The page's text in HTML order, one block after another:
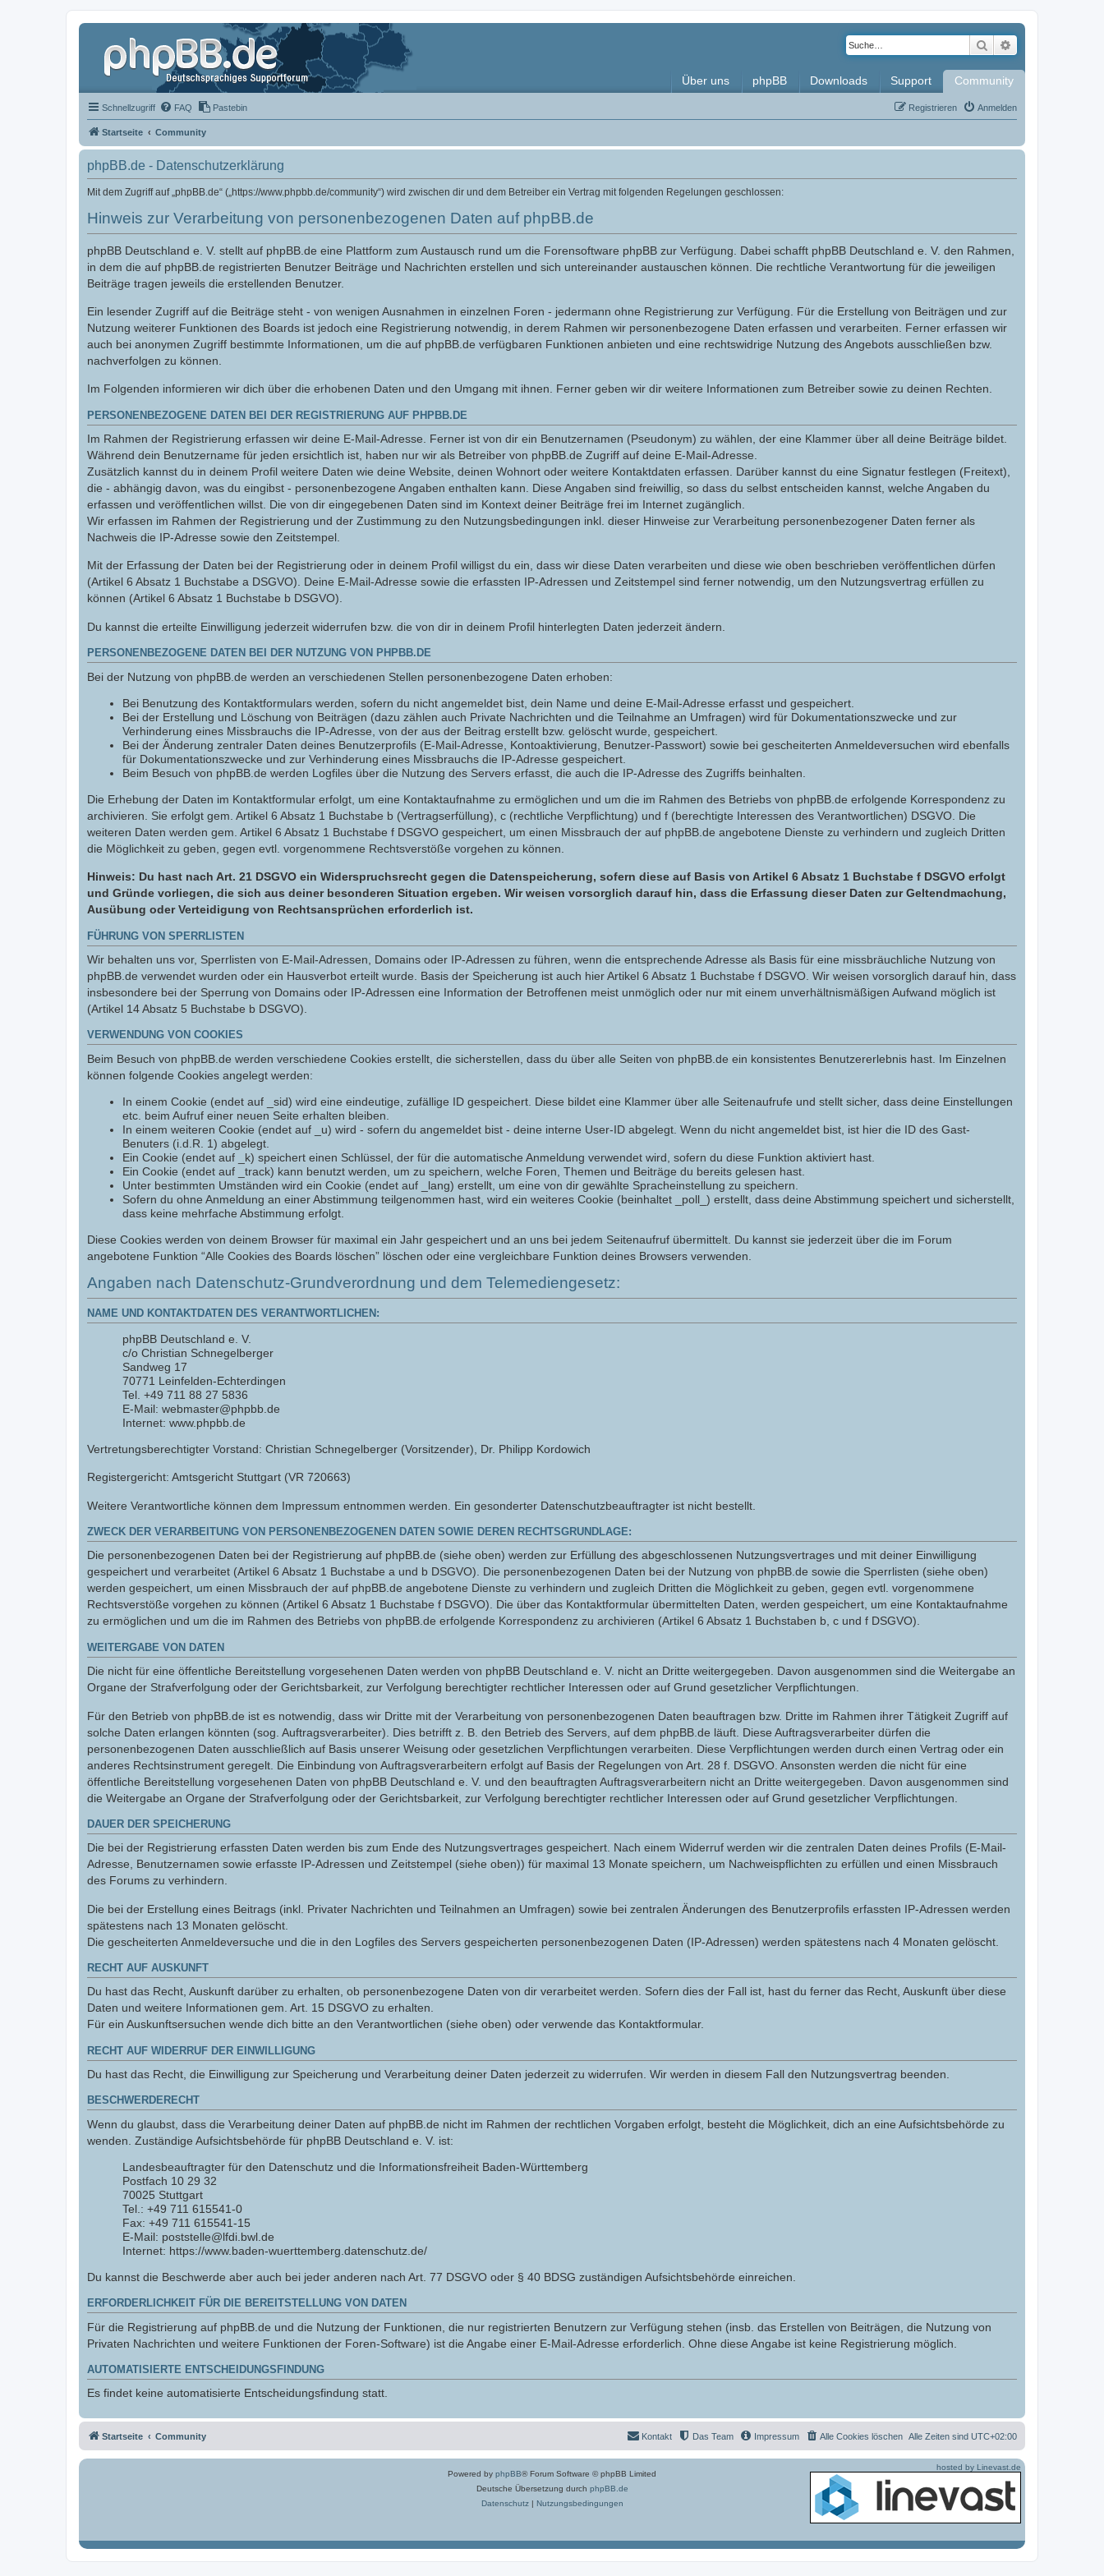
Suche
Über uns phpBB Downloads Support Community
Schnellzugriff FAQ Pastebin Anmelden
Registrieren
Startseite Community
phpBB.de - Datenschutzerklärung
Mit dem Zugriff auf „phpBB.de“ („https://www.phpbb.de/community“) wird zwischen dir und dem Betreiber ein Vertrag mit folgenden Regelungen geschlossen:
Hinweis zur Verarbeitung von personenbezogenen Daten auf phpBB.de
phpBB Deutschland e. V. stellt auf phpBB.de eine Plattform zum Austausch rund um die Forensoftware phpBB zur Verfügung. Dabei schafft phpBB Deutschland e. V. den Rahmen,
in dem die auf phpBB.de registrierten Benutzer Beiträge und Nachrichten erstellen und sich untereinander austauschen können. Die rechtliche Verantwortung für die jeweiligen
Beiträge tragen jeweils die erstellenden Benutzer.
Ein lesender Zugriff auf die Beiträge steht - von wenigen Ausnahmen in einzelnen Foren - jedermann ohne Registrierung zur Verfügung. Für die Erstellung von Beiträgen und zur
Nutzung weiterer Funktionen des Boards ist jedoch eine Registrierung notwendig, in derem Rahmen wir personenbezogene Daten erfassen und verarbeiten. Ferner erfassen wir
auch bei anonymen Zugriff bestimmte Informationen, um die auf phpBB.de verfügbaren Funktionen anbieten und eine rechtswidrige Nutzung des Angebots ausschließen bzw.
nachverfolgen zu können.
Im Folgenden informieren wir dich über die erhobenen Daten und den Umgang mit ihnen. Ferner geben wir dir weitere Informationen zum Betreiber sowie zu deinen Rechten.
PERSONENBEZOGENE DATEN BEI DER REGISTRIERUNG AUF PHPBB.DE
Im Rahmen der Registrierung erfassen wir deine E-Mail-Adresse. Ferner ist von dir ein Benutzernamen (Pseudonym) zu wählen, der eine Klammer über all deine Beiträge bildet.
Während dein Benutzername für jeden ersichtlich ist, haben nur wir als Betreiber von phpBB.de Zugriff auf deine E-Mail-Adresse.
Zusätzlich kannst du in deinem Profil weitere Daten wie deine Website, deinen Wohnort oder weitere Kontaktdaten erfassen. Darüber kannst du eine Signatur festlegen (Freitext),
die - abhängig davon, was du eingibst - personenbezogene Angaben enthalten kann. Diese Angaben sind freiwillig, so dass du selbst entscheiden kannst, welche Angaben du
erfassen und veröffentlichen willst. Die von dir eingegebenen Daten sind im Kontext deiner Beiträge frei im Internet zugänglich.
Wir erfassen im Rahmen der Registrierung und der Zustimmung zu den Nutzungsbedingungen inkl. dieser Hinweise zur Verarbeitung personenbezogener Daten ferner als
Nachweis die IP-Adresse sowie den Zeitstempel.
Mit der Erfassung der Daten bei der Registrierung oder in deinem Profil willigst du ein, dass wir diese Daten verarbeiten und diese wie oben beschrieben veröffentlichen dürfen
(Artikel 6 Absatz 1 Buchstabe a DSGVO). Deine E-Mail-Adresse sowie die erfassten IP-Adressen und Zeitstempel sind ferner notwendig, um den Nutzungsvertrag erfüllen zu
können (Artikel 6 Absatz 1 Buchstabe b DSGVO).
Du kannst die erteilte Einwilligung jederzeit widerrufen bzw. die von dir in deinem Profil hinterlegten Daten jederzeit ändern.
PERSONENBEZOGENE DATEN BEI DER NUTZUNG VON PHPBB.DE
Bei der Nutzung von phpBB.de werden an verschiedenen Stellen personenbezogene Daten erhoben:
Bei Benutzung des Kontaktformulars werden, sofern du nicht angemeldet bist, dein Name und deine E-Mail-Adresse erfasst und gespeichert.
Bei der Erstellung und Löschung von Beiträgen (dazu zählen auch Private Nachrichten und die Teilnahme an Umfragen) wird für Dokumentationszwecke und zur
Verhinderung eines Missbrauchs die IP-Adresse, von der aus der Beitrag erstellt bzw. gelöscht wurde, gespeichert.
Bei der Änderung zentraler Daten deines Benutzerprofils (E-Mail-Adresse, Kontoaktivierung, Benutzer-Passwort) sowie bei gescheiterten Anmeldeversuchen wird ebenfalls
für Dokumentationszwecke und zur Verhinderung eines Missbrauchs die IP-Adresse gespeichert.
Beim Besuch von phpBB.de werden Logfiles über die Nutzung des Servers erfasst, die auch die IP-Adresse des Zugriffs beinhalten.
Die Erhebung der Daten im Kontaktformular erfolgt, um eine Kontaktaufnahme zu ermöglichen und um die im Rahmen des Betriebs von phpBB.de erfolgende Korrespondenz zu
archivieren. Sie erfolgt gem. Artikel 6 Absatz 1 Buchstabe b (Vertragserfüllung), c (rechtliche Verpflichtung) und f (berechtigte Interessen des Verantwortlichen) DSGVO. Die
weiteren Daten werden gem. Artikel 6 Absatz 1 Buchstabe f DSGVO gespeichert, um einen Missbrauch der auf phpBB.de angebotene Dienste zu verhindern und zugleich Dritten
die Möglichkeit zu geben, gegen evtl. vorgenommene Rechtsverstöße vorgehen zu können.
Hinweis: Du hast nach Art. 21 DSGVO ein Widerspruchsrecht gegen die Datenspeicherung, sofern diese auf Basis von Artikel 6 Absatz 1 Buchstabe f DSGVO erfolgt
und Gründe vorliegen, die sich aus deiner besonderen Situation ergeben. Wir weisen vorsorglich darauf hin, dass die Erfassung dieser Daten zur Geltendmachung,
Ausübung oder Verteidigung von Rechtsansprüchen erforderlich ist.
FÜHRUNG VON SPERRLISTEN
Wir behalten uns vor, Sperrlisten von E-Mail-Adressen, Domains oder IP-Adressen zu führen, wenn die entsprechende Adresse als Basis für eine missbräuchliche Nutzung von
phpBB.de verwendet wurden oder ein Hausverbot erteilt wurde. Basis der Speicherung ist auch hier Artikel 6 Absatz 1 Buchstabe f DSGVO. Wir weisen vorsorglich darauf hin, dass
insbesondere bei der Sperrung von Domains oder IP-Adressen eine Information der Betroffenen meist unmöglich oder nur mit einem unverhältnismäßigen Aufwand möglich ist
(Artikel 14 Absatz 5 Buchstabe b DSGVO).
VERWENDUNG VON COOKIES
Beim Besuch von phpBB.de werden verschiedene Cookies erstellt, die sicherstellen, dass du über alle Seiten von phpBB.de ein konsistentes Benutzererlebnis hast. Im Einzelnen
können folgende Cookies angelegt werden:
In einem Cookie (endet auf _sid) wird eine eindeutige, zufällige ID gespeichert. Diese bildet eine Klammer über alle Seitenaufrufe und stellt sicher, dass deine Einstellungen
etc. beim Aufruf einer neuen Seite erhalten bleiben.
In einem weiteren Cookie (endet auf _u) wird - sofern du angemeldet bist - deine interne User-ID abgelegt. Wenn du nicht angemeldet bist, ist hier die ID des Gast-
Benuters (i.d.R. 1) abgelegt.
Ein Cookie (endet auf _k) speichert einen Schlüssel, der für die automatische Anmeldung verwendet wird, sofern du diese Funktion aktiviert hast.
Ein Cookie (endet auf _track) kann benutzt werden, um zu speichern, welche Foren, Themen und Beiträge du bereits gelesen hast.
Unter bestimmten Umständen wird ein Cookie (endet auf _lang) erstellt, um eine von dir gewählte Spracheinstellung zu speichern.
Sofern du ohne Anmeldung an einer Abstimmung teilgenommen hast, wird ein weiteres Cookie (beinhaltet _poll_) erstellt, dass deine Abstimmung speichert und sicherstellt,
dass keine mehrfache Abstimmung erfolgt.
Diese Cookies werden von deinem Browser für maximal ein Jahr gespeichert und an uns bei jedem Seitenaufruf übermittelt. Du kannst sie jederzeit über die im Forum
angebotene Funktion “Alle Cookies des Boards löschen” löschen oder eine vergleichbare Funktion deines Browsers verwenden.
Angaben nach Datenschutz-Grundverordnung und dem Telemediengesetz:
NAME UND KONTAKTDATEN DES VERANTWORTLICHEN:
phpBB Deutschland e. V.
c/o Christian Schnegelberger
Sandweg 17
70771 Leinfelden-Echterdingen
Tel. +49 711 88 27 5836
E-Mail: webmaster@phpbb.de
Internet: www.phpbb.de
Vertretungsberechtigter Vorstand: Christian Schnegelberger (Vorsitzender), Dr. Philipp Kordowich
Registergericht: Amtsgericht Stuttgart (VR 720663)
Weitere Verantwortliche können dem Impressum entnommen werden. Ein gesonderter Datenschutzbeauftragter ist nicht bestellt.
ZWECK DER VERARBEITUNG VON PERSONENBEZOGENEN DATEN SOWIE DEREN RECHTSGRUNDLAGE:
Die personenbezogenen Daten bei der Registrierung auf phpBB.de (siehe oben) werden zur Erfüllung des abgeschlossenen Nutzungsvertrages und mit deiner Einwilligung
gespeichert und verarbeitet (Artikel 6 Absatz 1 Buchstabe a und b DSGVO). Die personenbezogenen Daten bei der Nutzung von phpBB.de sowie die Sperrlisten (siehe oben)
werden gespeichert, um einen Missbrauch der auf phpBB.de angebotene Dienste zu verhindern und zugleich Dritten die Möglichkeit zu geben, gegen evtl. vorgenommene
Rechtsverstöße vorgehen zu können (Artikel 6 Absatz 1 Buchstabe f DSGVO). Die über das Kontaktformular übermittelten Daten, werden gespeichert, um eine Kontaktaufnahme
zu ermöglichen und um die im Rahmen des Betriebs von phpBB.de erfolgende Korrespondenz zu archivieren (Artikel 6 Absatz 1 Buchstaben b, c und f DSGVO).
WEITERGABE VON DATEN
Die nicht für eine öffentliche Bereitstellung vorgesehenen Daten werden von phpBB Deutschland e. V. nicht an Dritte weitergegeben. Davon ausgenommen sind die Weitergabe an
Organe der Strafverfolgung oder der Gerichtsbarkeit, zur Verfolgung berechtigter rechtlicher Interessen oder auf Grund gesetzlicher Verpflichtungen.
Für den Betrieb von phpBB.de ist es notwendig, dass wir Dritte mit der Verarbeitung von personenbezogenen Daten beauftragen bzw. Dritte im Rahmen ihrer Tätigkeit Zugriff auf
solche Daten erlangen könnten (sog. Auftragsverarbeiter). Dies betrifft z. B. den Betrieb des Servers, auf dem phpBB.de läuft. Diese Auftragsverarbeiter dürfen die
personenbezogenen Daten ausschließlich auf Basis unserer Weisung oder gesetzlichen Verpflichtungen verarbeiten. Diese Verpflichtungen werden durch einen Vertrag oder ein
anderes Rechtsinstrument geregelt. Die Einbindung von Auftragsverarbeitern erfolgt auf Basis der Regelungen von Art. 28 f. DSGVO. Ansonsten werden die nicht für eine
öffentliche Bereitstellung vorgesehenen Daten von phpBB Deutschland e. V. und den beauftragten Auftragsverarbeitern nicht an Dritte weitergegeben. Davon ausgenommen sind
die Weitergabe an Organe der Strafverfolgung oder der Gerichtsbarkeit, zur Verfolgung berechtigter rechtlicher Interessen oder auf Grund gesetzlicher Verpflichtungen.
DAUER DER SPEICHERUNG
Die bei der Registrierung erfassten Daten werden bis zum Ende des Nutzungsvertrages gespeichert. Nach einem Widerruf werden wir die zentralen Daten deines Profils (E-Mail-
Adresse, Benutzernamen sowie erfasste IP-Adressen und Zeitstempel (siehe oben)) für maximal 13 Monate speichern, um Nachweispflichten zu erfüllen und einen Missbrauch
des Forums zu verhindern.
Die bei der Erstellung eines Beitrags (inkl. Privater Nachrichten und Teilnahmen an Umfragen) sowie bei zentralen Änderungen des Benutzerprofils erfassten IP-Adressen werden
spätestens nach 13 Monaten gelöscht.
Die gescheiterten Anmeldeversuche und die in den Logfiles des Servers gespeicherten personenbezogenen Daten (IP-Adressen) werden spätestens nach 4 Monaten gelöscht.
RECHT AUF AUSKUNFT
Du hast das Recht, Auskunft darüber zu erhalten, ob personenbezogene Daten von dir verarbeitet werden. Sofern dies der Fall ist, hast du ferner das Recht, Auskunft über diese
Daten und weitere Informationen gem. Art. 15 DSGVO zu erhalten.
Für ein Auskunftsersuchen wende dich bitte an den Verantwortlichen (siehe oben) oder verwende das Kontaktformular.
RECHT AUF WIDERRUF DER EINWILLIGUNG
Du hast das Recht, die Einwilligung zur Speicherung und Verarbeitung deiner Daten jederzeit zu widerrufen. Wir werden in diesem Fall den Nutzungsvertrag beenden.
BESCHWERDERECHT
Wenn du glaubst, dass die Verarbeitung deiner Daten auf phpBB.de nicht im Rahmen der rechtlichen Vorgaben erfolgt, besteht die Möglichkeit, dich an eine Aufsichtsbehörde zu
wenden. Zuständige Aufsichtsbehörde für phpBB Deutschland e. V. ist:
Landesbeauftragter für den Datenschutz und die Informationsfreiheit Baden-Württemberg
Postfach 10 29 32
70025 Stuttgart
Tel.: +49 711 615541-0
Fax: +49 711 615541-15
E-Mail: poststelle@lfdi.bwl.de
Internet: https://www.baden-wuerttemberg.datenschutz.de/
Du kannst die Beschwerde aber auch bei jeder anderen nach Art. 77 DSGVO oder § 40 BDSG zuständigen Aufsichtsbehörde einreichen.
ERFORDERLICHKEIT FÜR DIE BEREITSTELLUNG VON DATEN
Für die Registrierung auf phpBB.de und die Nutzung der Funktionen, die nur registrierten Benutzern zur Verfügung stehen (insb. das Erstellen von Beiträgen, die Nutzung von
Privaten Nachrichten und weitere Funktionen der Foren-Software) ist die Angabe einer E-Mail-Adresse erforderlich. Ohne diese Angabe ist keine Registrierung möglich.
AUTOMATISIERTE ENTSCHEIDUNGSFINDUNG
Es findet keine automatisierte Entscheidungsfindung statt.
Startseite Community Alle Zeiten sind UTC+02:00
Alle Cookies löschen
Impressum
Das Team
Kontakt
Powered by phpBB® Forum Software © phpBB Limited
Deutsche Übersetzung durch phpBB.de
Datenschutz| Nutzungsbedingungen
hosted by Linevast.de